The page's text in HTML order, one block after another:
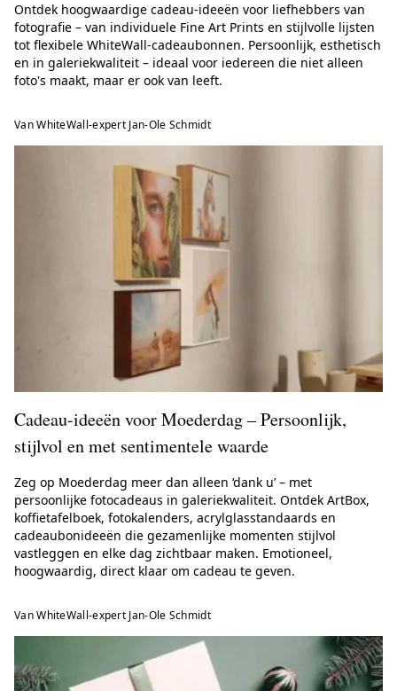
Ontdek hoogwaardige cadeau-ideeën voor liefhebbers van
fotografie – van individuele Fine Art Prints en stijlvolle lijsten
tot flexibele WhiteWall-cadeaubonnen. Persoonlijk, esthetisch
en in galeriekwaliteit – ideaal voor iedereen die niet alleen
foto's maakt, maar er ook van leeft.
Van WhiteWall-expert Jan-Ole Schmidt
Cadeau-ideeën voor Moederdag – Persoonlijk,
stijlvol en met sentimentele waarde
Zeg op Moederdag meer dan alleen ‘dank u’ – met
persoonlijke fotocadeaus in galeriekwaliteit. Ontdek ArtBox,
koffietafelboek, fotokalenders, acrylglasstandaards en
cadeaubonideeën die gezamenlijke momenten stijlvol
vastleggen en elke dag zichtbaar maken. Emotioneel,
hoogwaardig, direct klaar om cadeau te geven.
Van WhiteWall-expert Jan-Ole Schmidt